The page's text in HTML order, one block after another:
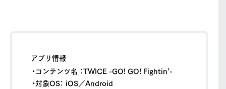
アプリ情報
・コンテンツ名 ：TWICE -GO! GO! Fightin’-
・対象OS： iOS／Android